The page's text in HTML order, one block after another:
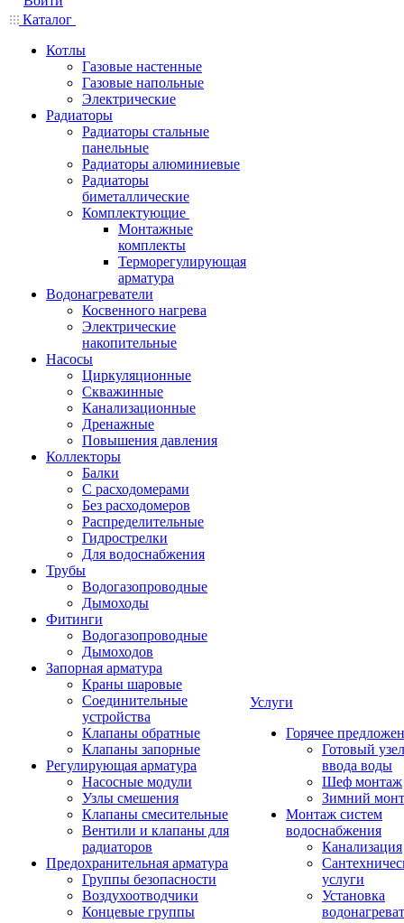
Каталог
Котлы
Газовые настенные
Газовые напольные
Электрические
Радиаторы
Радиаторы стальные
панельные
Радиаторы алюминиевые
Радиаторы
биметаллические
Комплектующие
Монтажные
комплекты
Терморегулирующая
арматура
Водонагреватели
Косвенного нагрева
Электрические
накопительные
Насосы
Циркуляционные
Скважинные
Канализационные
Дренажные
Повышения давления
Коллекторы
Балки
С расходомерами
Без расходомеров
Распределительные
Гидрострелки
Для водоснабжения
Трубы
Водогазопроводные
Дымоходы
Фитинги
Водогазопроводные
Дымоходов
Запорная арматура
Краны шаровые
Соединительные
устройства
Клапаны обратные
Клапаны запорные
Регулирующая арматура
Насосные модули
Узлы смешения
Клапаны смесительные
Вентили и клапаны для
радиаторов
Предохранительная арматура
Группы безопасности
Воздухоотводчики
Концевые группы
Услуги
Горячее
Готовый узел
ввода воды
Шеф монтаж
Зимний
Монтаж систем
водоснабжения
Канализация
услуги
Установка